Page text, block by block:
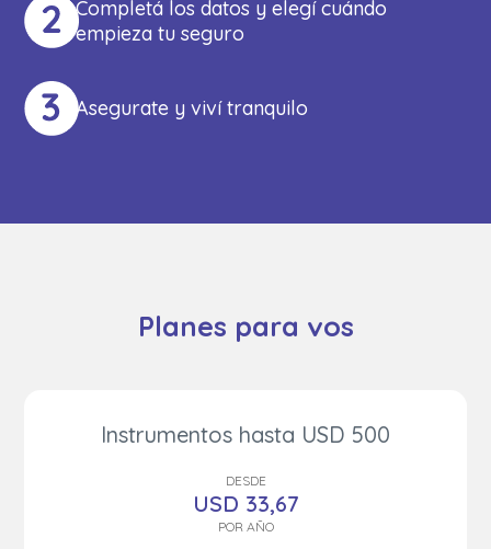
Completá los datos y elegí cuándo
empieza tu seguro
Asegurate y viví tranquilo
Planes para vos
Instrumentos hasta USD 500
DESDE
USD 33,67
POR AÑO